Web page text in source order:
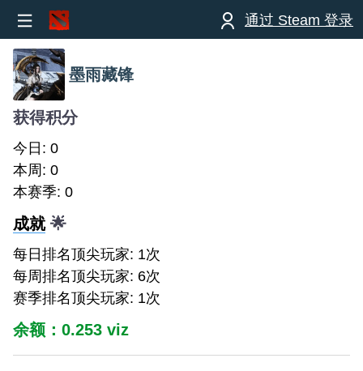
通过 Steam 登录
墨雨藏锋
获得积分
今日: 0
本周: 0
本赛季: 0
成就🌟
每日排名顶尖玩家: 1次
每周排名顶尖玩家: 6次
赛季排名顶尖玩家: 1次
余额：0.253 viz